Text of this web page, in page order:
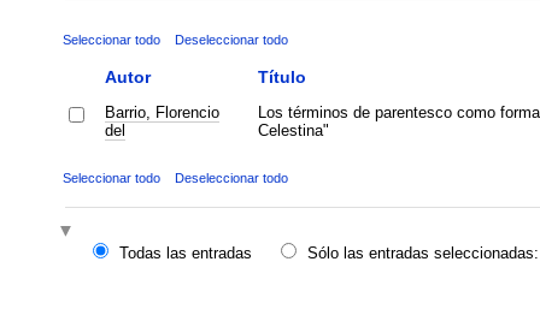
Seleccionar todo Deseleccionar todo
Autor Título
Barrio, Florencio
del
Los términos de parentesco como
Celestina"
Seleccionar todo Deseleccionar todo
Todas las entradas
Sólo las entradas seleccionadas: